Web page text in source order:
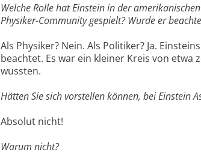
Welche Rolle hat Einstein in der
Physiker-Community gespielt? Wurde er
Als Physiker? Nein. Als Politiker? Ja.
beachtet. Es war ein kleiner Kreis von
wussten.
Hätten Sie sich vorstellen können, bei Einstein
Absolut nicht!
Warum nicht?